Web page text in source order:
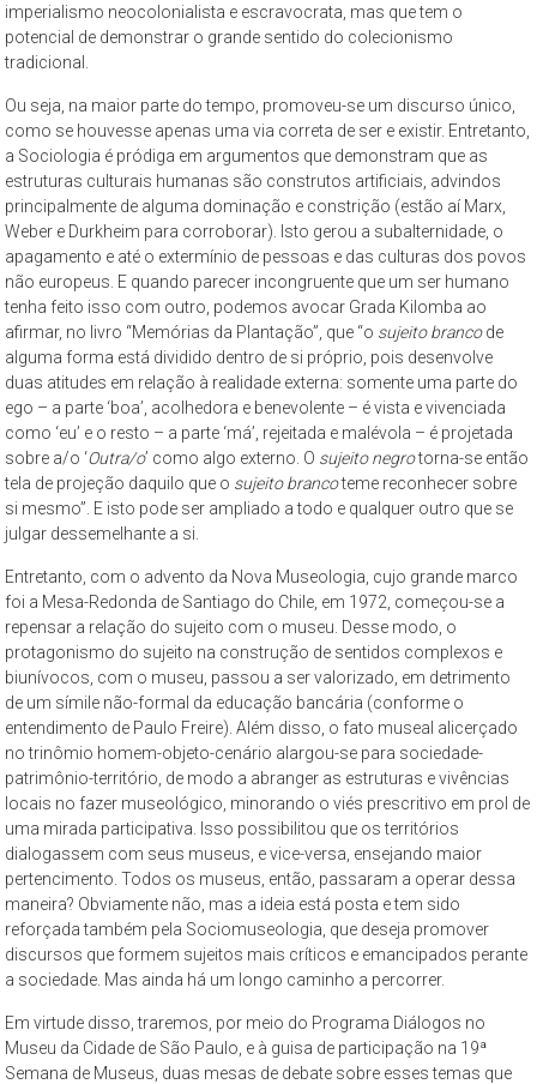
imperialismo neocolonialista e escravocrata, mas que tem o
potencial de demonstrar o grande sentido do colecionismo
tradicional.
Ou seja, na maior parte do tempo, promoveu-se um discurso único,
como se houvesse apenas uma via correta de ser e existir. Entretanto,
a Sociologia é pródiga em argumentos que demonstram que as
estruturas culturais humanas são construtos artificiais, advindos
principalmente de alguma dominação e constrição (estão aí Marx,
Weber e Durkheim para corroborar). Isto gerou a subalternidade, o
apagamento e até o extermínio de pessoas e das culturas dos povos
não europeus. E quando parecer incongruente que um ser humano
tenha feito isso com outro, podemos avocar Grada Kilomba ao
afirmar, no livro “Memórias da Plantação”, que “o sujeito brancode
alguma forma está dividido dentro de si próprio, pois desenvolve
duas atitudes em relação à realidade externa: somente uma parte do
ego – a parte ‘boa’, acolhedora e benevolente – é vista e vivenciada
como ‘eu’ e o resto – a parte ‘má’, rejeitada e malévola – é projetada
sobre a/o ‘Outra/o’ como algo externo. O sujeito negrotorna-se então
tela de projeção daquilo que o sujeito brancoteme reconhecer sobre
si mesmo”. E isto pode ser ampliado a todo e qualquer outro que se
julgar dessemelhante a si.
Entretanto, com o advento da Nova Museologia, cujo grande marco
foi a Mesa-Redonda de Santiago do Chile, em 1972, começou-se a
repensar a relação do sujeito com o museu. Desse modo, o
protagonismo do sujeito na construção de sentidos complexos e
biunívocos, com o museu, passou a ser valorizado, em detrimento
de um símile não-formal da educação bancária (conforme o
entendimento de Paulo Freire). Além disso, o fato museal alicerçado
no trinômio homem-objeto-cenário alargou-se para sociedade-
patrimônio-território, de modo a abranger as estruturas e vivências
locais no fazer museológico, minorando o viés prescritivo em prol de
uma mirada participativa. Isso possibilitou que os territórios
dialogassem com seus museus, e vice-versa, ensejando maior
pertencimento. Todos os museus, então, passaram a operar dessa
maneira? Obviamente não, mas a ideia está posta e tem sido
reforçada também pela Sociomuseologia, que deseja promover
discursos que formem sujeitos mais críticos e emancipados perante
a sociedade. Mas ainda há um longo caminho a percorrer.
Em virtude disso, traremos, por meio do Programa Diálogos no
Museu da Cidade de São Paulo, e à guisa de participação na 19ª
Semana de Museus, duas mesas de debate sobre esses temas que